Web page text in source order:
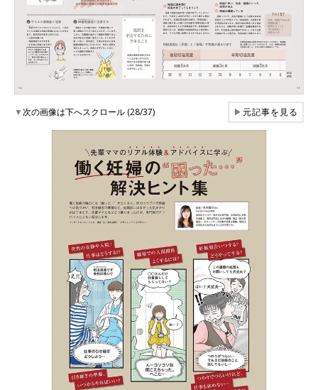
▼次の画像は下へスクロール (28/37) ▶元記事を見る